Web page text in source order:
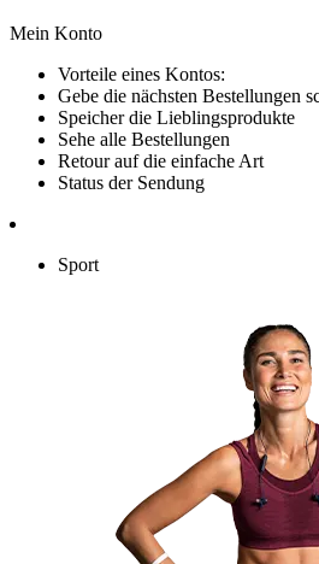
Mein Konto
Vorteile eines Kontos:
Gebe die nächsten Bestellungen
Speicher die Lieblingsprodukte
Sehe alle Bestellungen
Retour auf die einfache Art
Status der Sendung
Sport